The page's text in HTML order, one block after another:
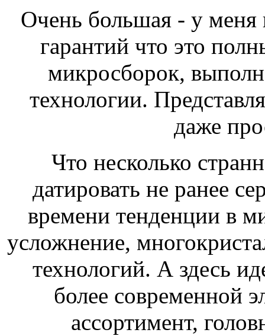
Очень большая - у меня
гарантий что это
микросборок,
технологии.
даже
Что несколько
датировать не ранее
времени тенденции в
усложнение,
технологий. А здесь
более современной
ассортимент,